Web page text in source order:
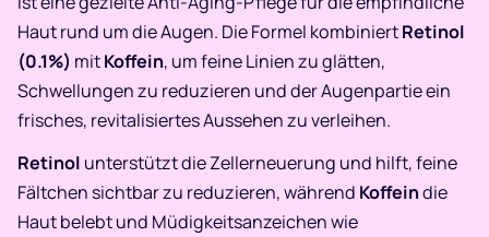
Haut rund um die Augen. Die Formel kombiniertRetinol
(0.1%) mitKoffein, um feine Linien zu glätten,
Schwellungen zu reduzieren und der Augenpartie ein
frisches, revitalisiertes Aussehen zu verleihen.
Retinol unterstützt die Zellerneuerung und hilft, feine
Fältchen sichtbar zu reduzieren, während Koffeindie
Haut belebt und Müdigkeitsanzeichen wie